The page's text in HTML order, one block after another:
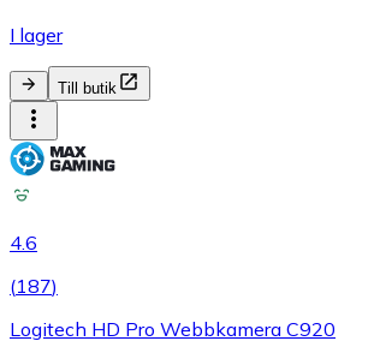
I lager
Till butik
4.6
(187)
Logitech HD Pro Webbkamera C920